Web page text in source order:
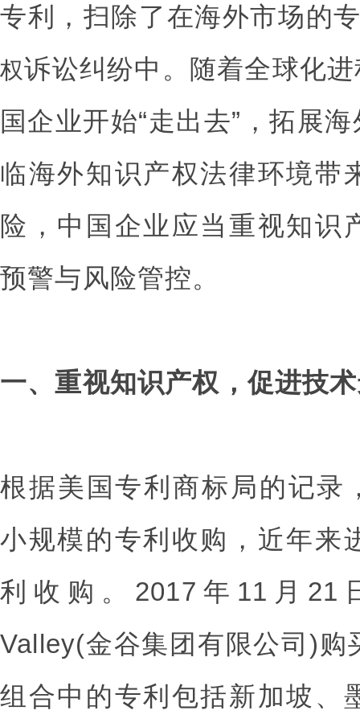
专利，扫除了在海外市场的
权诉讼纠纷中。随着全球化
国企业开始“走出去”，拓展
临海外知识产权法律环境带
险，中国企业应当重视知识
预警与风险管控。
一、重视知识产权，促进技
根据美国专利商标局的记录
小规模的专利收购，近年来
利收购。2017年11月21
Valley(金谷集团有限公司)购
组合中的专利包括新加坡、